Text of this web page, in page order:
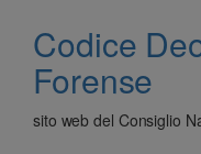
Codice
Forense
sito web del Consiglio